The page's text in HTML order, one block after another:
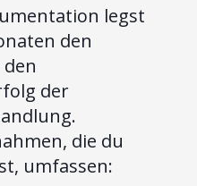
legst
den
der
die du
umfassen: